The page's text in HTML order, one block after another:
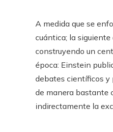
A medida que se
cuántica; la
construyendo un
época: Einstein
debates científicos y
de manera bastante
indirectamente la